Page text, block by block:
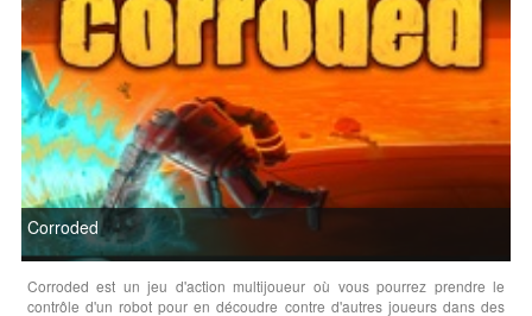
Corroded
Corroded est un jeu d'action multijoueur où vous pourrez prendre le
contrôle d'un robot pour en découdre contre d'autres joueurs dans des